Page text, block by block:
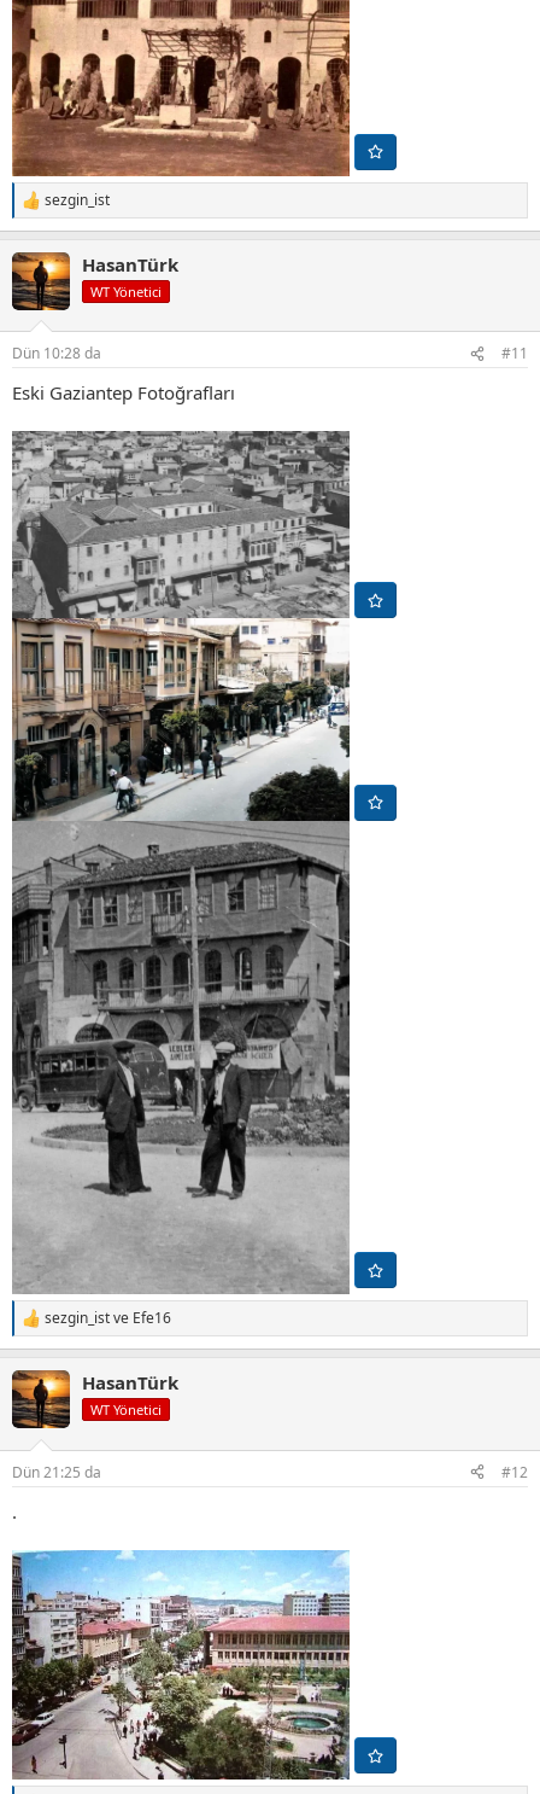
T
e
k
i
l
:
sezgin_ist
HasanTürk
WT Yönetici
Dün 10:28 da #11
Eski Gaziantep Fotoğrafları
T
e
k
i
l
:
sezgin_istve Efe16
HasanTürk
WT Yönetici
Dün 21:25 da #12
.